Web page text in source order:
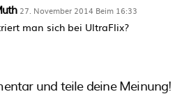
27. November 2014 Beim 16:33
man sich bei UltraFlix?
und teile deine Meinung!